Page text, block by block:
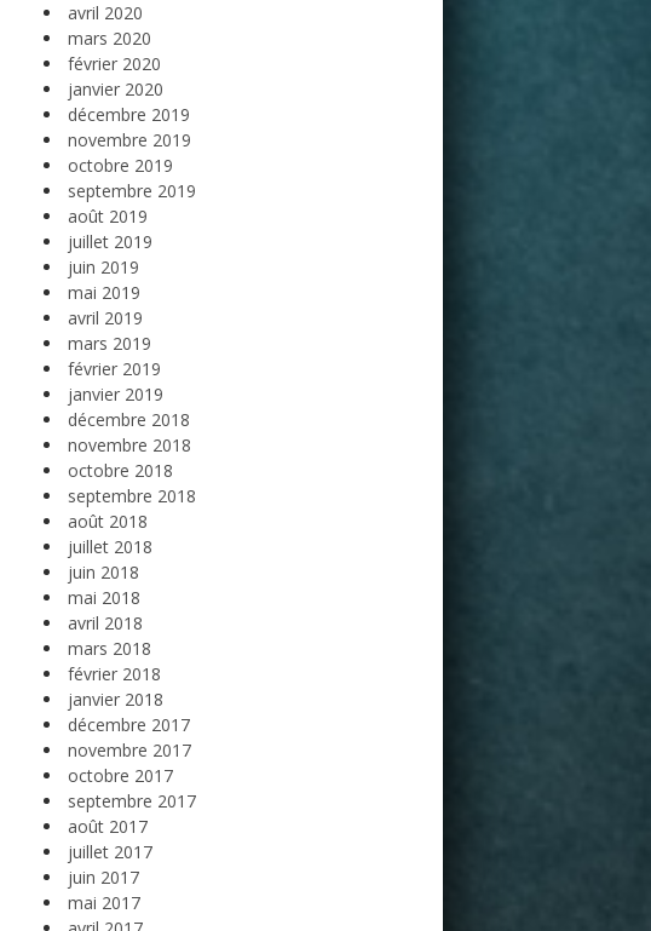
avril 2020
mars 2020
février 2020
janvier 2020
décembre 2019
novembre 2019
octobre 2019
septembre 2019
août 2019
juillet 2019
juin 2019
mai 2019
avril 2019
mars 2019
février 2019
janvier 2019
décembre 2018
novembre 2018
octobre 2018
septembre 2018
août 2018
juillet 2018
juin 2018
mai 2018
avril 2018
mars 2018
février 2018
janvier 2018
décembre 2017
novembre 2017
octobre 2017
septembre 2017
août 2017
juillet 2017
juin 2017
mai 2017